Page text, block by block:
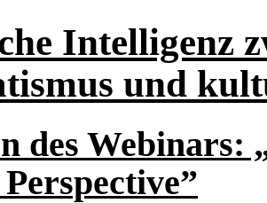
Intelligenz
und
des